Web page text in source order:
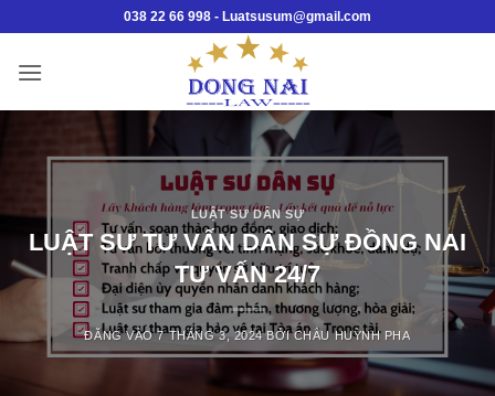
nội
038 22 66 998 - Luatsusum@gmail.com
LUẬT SƯ DÂN SỰ
LUẬT SƯ TƯ VẤN DÂN SỰ ĐỒNG NAI
TƯ VẤN 24/7
ĐĂNG VÀO7 THÁNG 3, 2024 BỞICHÂU HUỲNH PHA